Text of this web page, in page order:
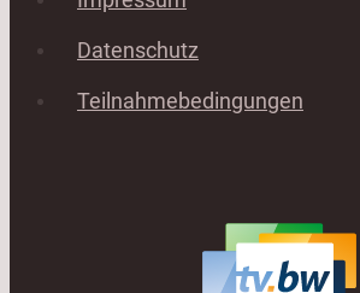
Datenschutz
Teilnahmebedingungen